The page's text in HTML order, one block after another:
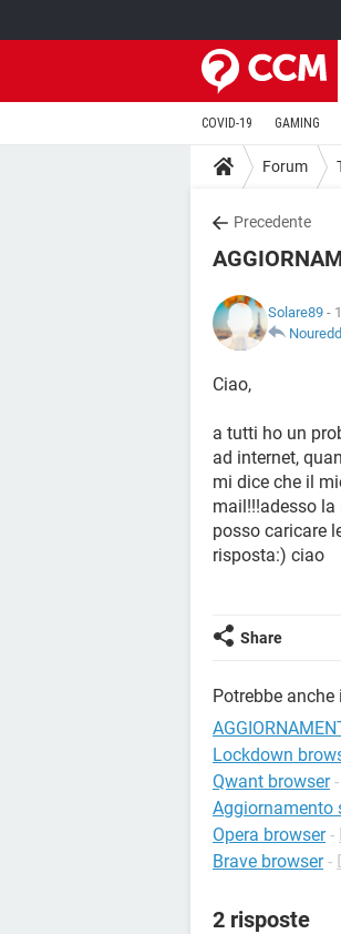
COVID-19 GAMING
Forum
Precedente
Solare89 -
Ciao,
a tutti ho un
ad internet,
mi dice che il
mail!!!adesso
posso caricare
risposta:) ciao
Share
Potrebbe anche
Lockdown
Qwant browser -
Aggiornamento
Opera browser -
Brave browser -
2 risposte